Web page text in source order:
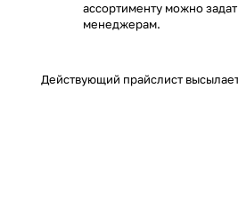
ассортименту можно
менеджерам.
Действующий прайслист